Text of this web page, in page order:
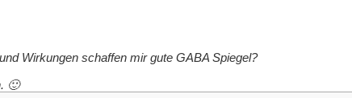
Wirkungen schaffen mir gute GABA Spiegel?
🙂